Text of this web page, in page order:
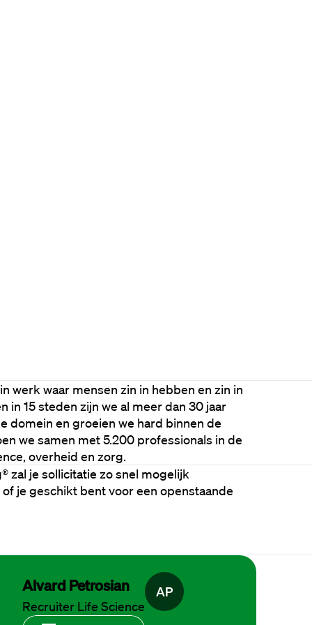
werk waar mensen zin in hebben en zin in
in 15 steden zijn we al meer dan 30 jaar
domein en groeien we hard binnen de
we samen met 5.200 professionals in de
overheid en zorg.
zal je sollicitatie zo snel mogelijk
je geschikt bent voor een openstaande
AP
Alvard Petrosian
Recruiter Life Science